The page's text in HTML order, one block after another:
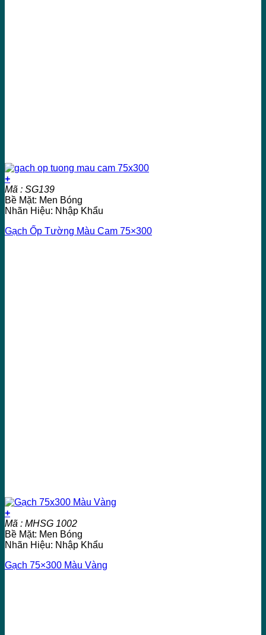
+
Mã : SG139
Bề Mặt: Men Bóng
Nhãn Hiệu: Nhập Khẩu
Gạch Ốp Tường Màu Cam 75×300
+
Mã : MHSG 1002
Bề Mặt: Men Bóng
Nhãn Hiệu: Nhập Khẩu
Gạch 75×300 Màu Vàng